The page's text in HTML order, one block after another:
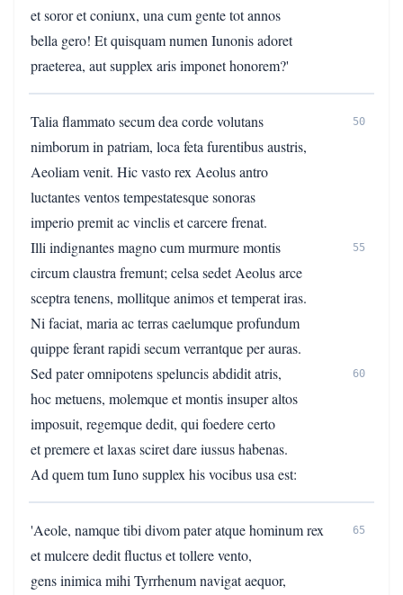
et soror et coniunx, una cum gente tot annos
bella gero! Et quisquam numen Iunonis adoret
praeterea, aut supplex aris imponet honorem?'
Talia flammato secum dea corde volutans 50
nimborum in patriam, loca feta furentibus austris,
Aeoliam venit. Hic vasto rex Aeolus antro
luctantes ventos tempestatesque sonoras
imperio premit ac vinclis et carcere frenat.
Illi indignantes magno cum murmure montis
55
circum claustra fremunt; celsa sedet Aeolus arce
sceptra tenens, mollitque animos et temperat iras.
Ni faciat, maria ac terras caelumque profundum
quippe ferant rapidi secum verrantque per auras.
Sed pater omnipotens speluncis abdidit atris,
60
hoc metuens, molemque et montis insuper altos
imposuit, regemque dedit, qui foedere certo
et premere et laxas sciret dare iussus habenas.
Ad quem tum Iuno supplex his vocibus usa est:
'Aeole, namque tibi divom pater atque hominum rex 65
et mulcere dedit fluctus et tollere vento,
gens inimica mihi Tyrrhenum navigat aequor,